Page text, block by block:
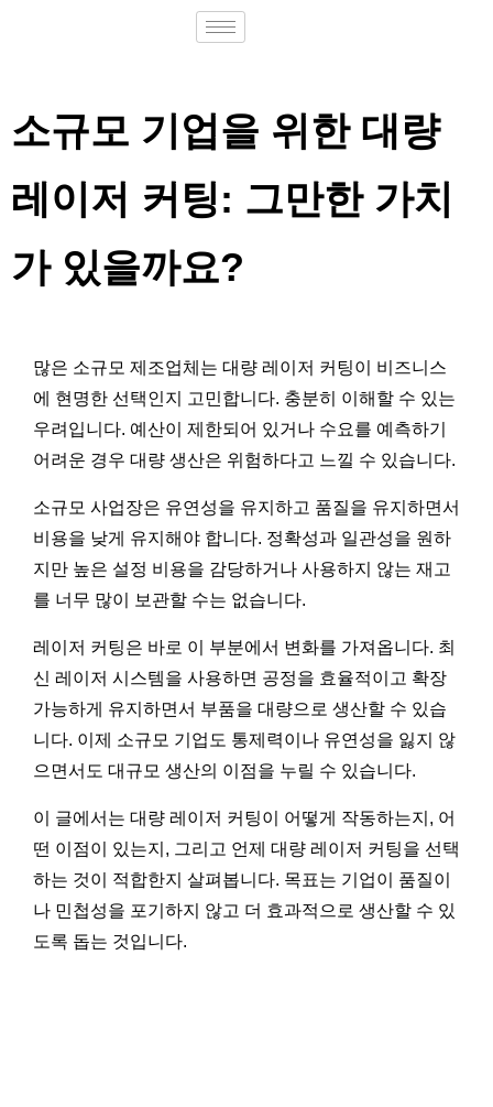
소규모 기업을 위한 대량
레이저 커팅: 그만한 가치
가 있을까요?
많은 소규모 제조업체는 대량 레이저 커팅이 비즈니스
에 현명한 선택인지 고민합니다. 충분히 이해할 수 있는
우려입니다. 예산이 제한되어 있거나 수요를 예측하기
어려운 경우 대량 생산은 위험하다고 느낄 수 있습니다.
소규모 사업장은 유연성을 유지하고 품질을 유지하면서
비용을 낮게 유지해야 합니다. 정확성과 일관성을 원하
지만 높은 설정 비용을 감당하거나 사용하지 않는 재고
를 너무 많이 보관할 수는 없습니다.
레이저 커팅은 바로 이 부분에서 변화를 가져옵니다. 최
신 레이저 시스템을 사용하면 공정을 효율적이고 확장
가능하게 유지하면서 부품을 대량으로 생산할 수 있습
니다. 이제 소규모 기업도 통제력이나 유연성을 잃지 않
으면서도 대규모 생산의 이점을 누릴 수 있습니다.
이 글에서는 대량 레이저 커팅이 어떻게 작동하는지, 어
떤 이점이 있는지, 그리고 언제 대량 레이저 커팅을 선택
하는 것이 적합한지 살펴봅니다. 목표는 기업이 품질이
나 민첩성을 포기하지 않고 더 효과적으로 생산할 수 있
도록 돕는 것입니다.